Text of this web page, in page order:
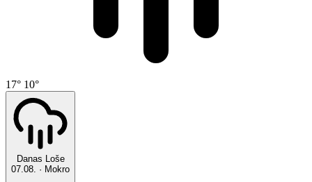
17° 10°
Danas
Loše
07.08. · Mokro